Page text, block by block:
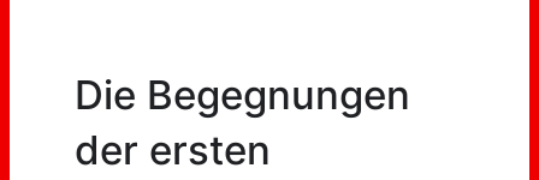
Die Begegnungen
der ersten